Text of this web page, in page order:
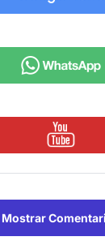
Mostrar